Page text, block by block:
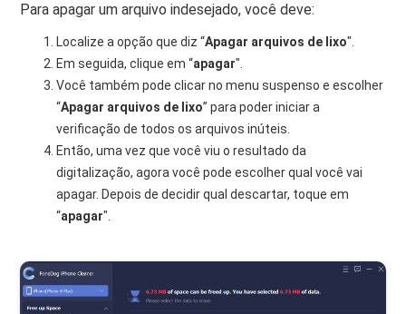
Para apagar um arquivo indesejado, você deve:
Localize a opção que diz “Apagar arquivos de lixo".
Em seguida, clique em “apagar".
Você também pode clicar no menu suspenso e escolher
“Apagar arquivos de lixo” para poder iniciar a
verificação de todos os arquivos inúteis.
Então, uma vez que você viu o resultado da
digitalização, agora você pode escolher qual você vai
apagar. Depois de decidir qual descartar, toque em
“apagar".